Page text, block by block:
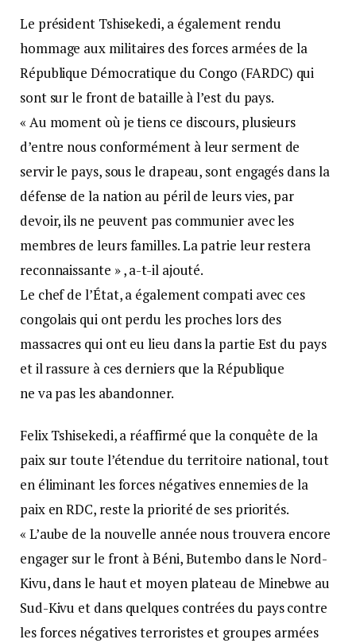
Le président Tshisekedi, a également rendu
hommage aux militaires des forces armées de la
République Démocratique du Congo (FARDC) qui
sont sur le front de bataille à l’est du pays.
« Au moment où je tiens ce discours, plusieurs
d’entre nous conformément à leur serment de
servir le pays, sous le drapeau, sont engagés dans la
défense de la nation au péril de leurs vies, par
devoir, ils ne peuvent pas communier avec les
membres de leurs familles. La patrie leur restera
reconnaissante » , a-t-il ajouté.
Le chef de l’État, a également compati avec ces
congolais qui ont perdu les proches lors des
massacres qui ont eu lieu dans la partie Est du pays
et il rassure à ces derniers que la République
ne va pas les abandonner.
Felix Tshisekedi, a réaffirmé que la conquête de la
paix sur toute l’étendue du territoire national, tout
en éliminant les forces négatives ennemies de la
paix en RDC, reste la priorité de ses priorités.
« L’aube de la nouvelle année nous trouvera encore
engager sur le front à Béni, Butembo dans le Nord-
Kivu, dans le haut et moyen plateau de Minebwe au
Sud-Kivu et dans quelques contrées du pays contre
les forces négatives terroristes et groupes armées